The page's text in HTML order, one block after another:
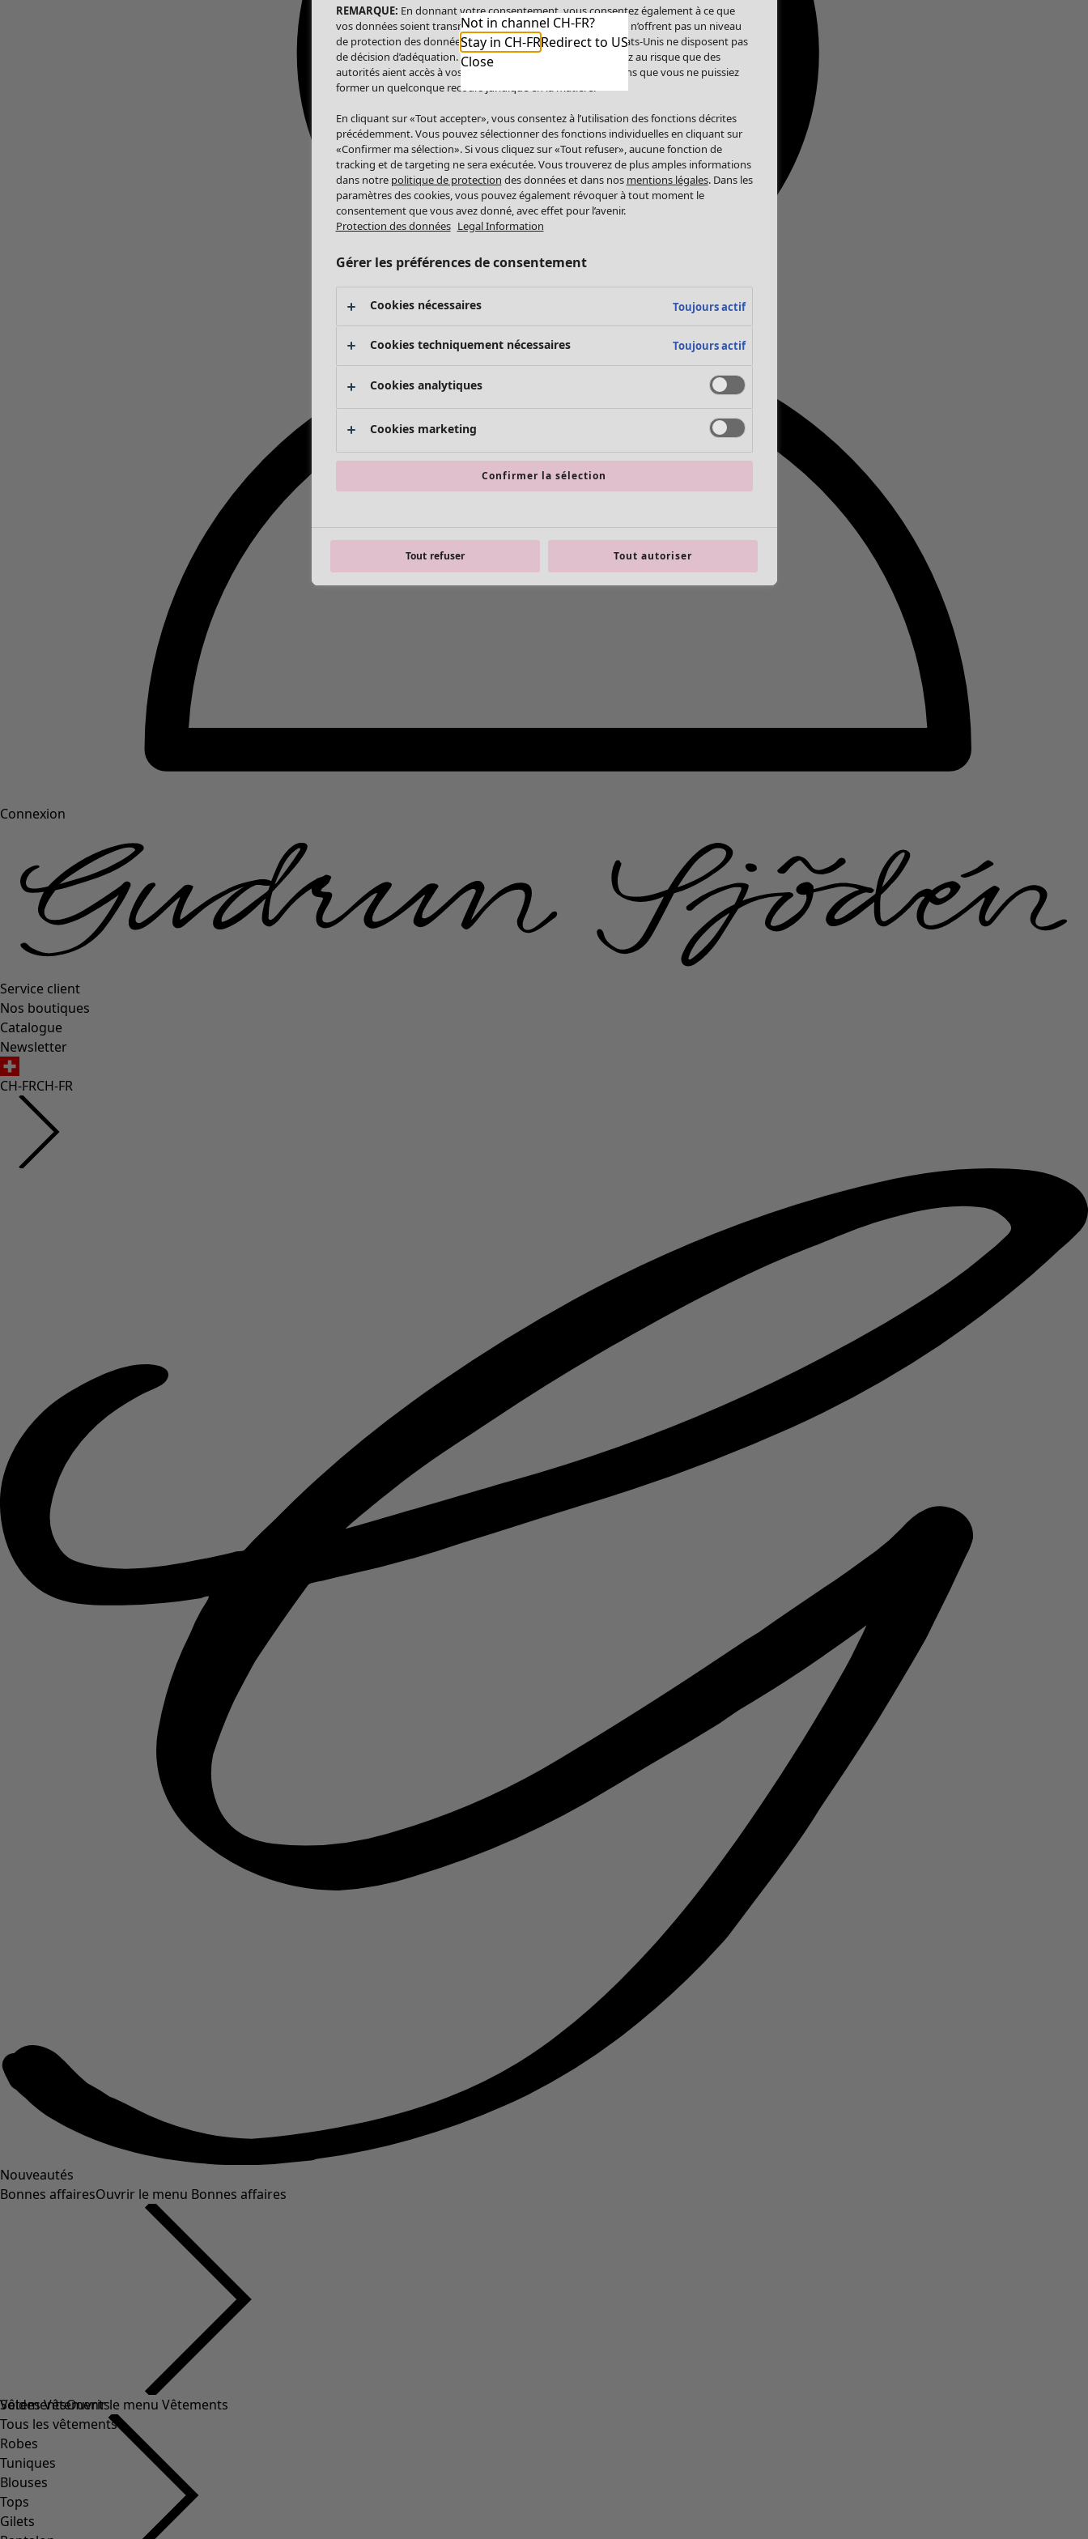
Connexion
Service client
Nos boutiques
Catalogue
Newsletter
CH-FRCH-FR
Nouveautés
Bonnes affairesOuvrir le menu Bonnes affaires
Soldes Vêtements
Tous les vêtements
Robes
Tuniques
Blouses
Tops
Gilets
VêtementsOuvrir le menu Vêtements
Not in channel CH-FR?
Stay in CH-FRRedirect to US
Close
REMARQUE: En donnant votre consentement, vous consentez également à ce que
vos données soient transmises aux États-Unis. Les États-Unis n’offrent pas un niveau
de protection des données comparable à celui de l’UE. Les États-Unis ne disposent pas
de décision d’adéquation. Par conséquent, vous vous exposez au risque que des
autorités aient accès à vos données à caractère personnel sans que vous ne puissiez
former un quelconque recours juridique en la matière.
En cliquant sur «Tout accepter», vous consentez à l’utilisation des fonctions décrites
précédemment. Vous pouvez sélectionner des fonctions individuelles en cliquant sur
«Confirmer ma sélection». Si vous cliquez sur «Tout refuser», aucune fonction de
tracking et de targeting ne sera exécutée. Vous trouverez de plus amples informations
dans notre politique de protection des données et dans nos mentions légales. Dans les
paramètres des cookies, vous pouvez également révoquer à tout moment le
consentement que vous avez donné, avec effet pour l’avenir.
Protection des données Legal Information
Gérer les préférences de consentement
Cookies nécessaires Toujours actif
Cookies techniquement nécessaires Toujours actif
Cookies analytiques
Cookies marketing
Confirmer la sélection
Tout refuser Tout autoriser